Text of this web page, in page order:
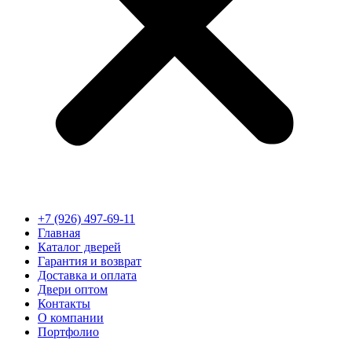
+7 (926) 497-69-11
Главная
Каталог дверей
Гарантия и возврат
Доставка и оплата
Двери оптом
Контакты
О компании
Портфолио